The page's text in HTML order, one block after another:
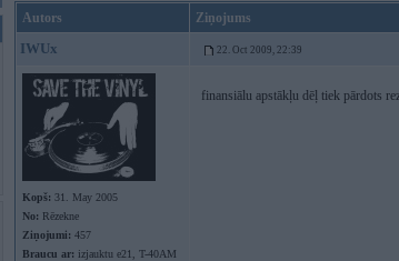
Autors Ziņojums
IWUx 22. Oct 2009, 22:39
Kopš: 31. May 2005
No: Rēzekne
Ziņojumi: 457
Braucu ar: izjauktu e21, T-40AM
finansiālu apstākļu dēļ tiek pārdots